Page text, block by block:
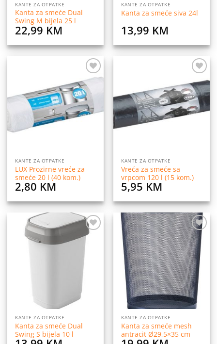
KANTE ZA OTPATKE
Kanta za smeće Dual
Swing M bijela 25 l
22,99 KM
KANTE ZA OTPATKE
Kanta za smeće siva 24l
13,99 KM
Dodaj
na
listu
želja
KANTE ZA OTPATKE
LUX Prozirne vreće za
smeće 20 l (40 kom.)
2,80 KM
Dodaj
na
listu
želja
KANTE ZA OTPATKE
Vreća za smeće sa
vrpcom 120 l (15 kom.)
5,95 KM
Dodaj
želja
KANTE ZA OTPATKE
Kanta za smeće Dual
Swing S bijela 10 l
Dodaj
na
listu
želja
KANTE ZA OTPATKE
Kanta za smeće mesh
antracit Ø29,5×35 cm